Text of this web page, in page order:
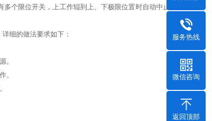
个限位开关，上工作辊到上、下极限位置时自动中止。
细的做法要求如下：
。
。
服务热线
微信咨询
返回顶部